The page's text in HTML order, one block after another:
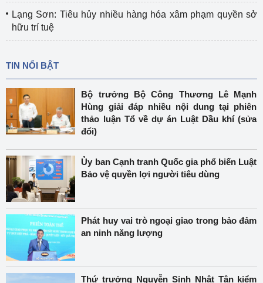
Lạng Sơn: Tiêu hủy nhiều hàng hóa xâm phạm quyền sở
hữu trí tuệ
TIN NỔI BẬT
Bộ trưởng Bộ Công Thương Lê Mạnh
Hùng giải đáp nhiều nội dung tại phiên
thảo luận Tổ về dự án Luật Dầu khí (sửa
đổi)
Ủy ban Cạnh tranh Quốc gia phổ biến Luật
Bảo vệ quyền lợi người tiêu dùng
Phát huy vai trò ngoại giao trong bảo đảm
an ninh năng lượng
Thứ trưởng Nguyễn Sinh Nhật Tân kiểm